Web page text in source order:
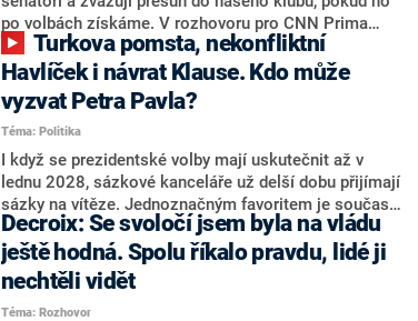
svoje témata,“ odpověděl Grolich na dotaz CNN Prima
NEWS.
po volbách získáme. V rozhovoru pro CNN Prima
NEWS to řekl zakladatel hnutí a jihočeský hejtman
Martin Kuba. Konkrétní nebyl, ale získat by takto mohl
například senátora Zdeňka Hrabu, který je dnes
součástí klubu ODS a TOP 09. Hraba to na dotaz
redakce nevyloučil. Předseda klubu senátorů ODS
Zdeněk Nytra redakci řekl, že počítá s odchodem
některých senátorů z klubu a že Naše Česko není
nepřítel, ale soupeř.
Havlíček i návrat Klause. Kdo může
vyzvat Petra Pavla?
Téma: Politika
I když se prezidentské volby mají uskutečnit až v
lednu 2028, sázkové kanceláře už delší dobu přijímají
sázky na vítěze. Jednoznačným favoritem je současná
hlava státu Petr Pavel. Daleko za ním pak bookmakeři
zmiňují dva výrazné politiky ANO, tedy premiéra
Andreje Babiše a ministra průmyslu Karla Havlíčka.
Oblíbeným tipem samotných sázkařů je poslanec za
Motoristy Filip Turek. Politolog Jan Kubáček nicméně
Decroix: Se svoločí jsem byla na vládu
ještě hodná. Spolu říkalo pravdu, lidé ji
nechtěli vidět
Téma: Rozhovor